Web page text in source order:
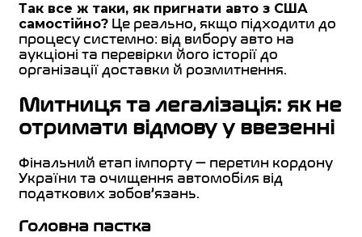
Так все ж таки, як пригнати авто з США
самостійно? Це реально, якщо підходити до
процесу системно: від вибору авто на
аукціоні та перевірки його історії до
організації доставки й розмитнення.
Митниця та легалізація: як не
отримати відмову у ввезенні
Фінальний етап імпорту — перетин кордону
України та очищення автомобіля від
податкових зобов’язань.
Головна пастка